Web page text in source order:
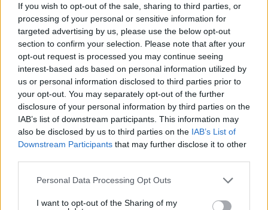
If you wish to opt-out of the sale, sharing to third parties, or
processing of your personal or sensitive information for
targeted advertising by us, please use the below opt-out
section to confirm your selection. Please note that after your
opt-out request is processed you may continue seeing
interest-based ads based on personal information utilized by
us or personal information disclosed to third parties prior to
your opt-out. You may separately opt-out of the further
disclosure of your personal information by third parties on the
IAB’s list of downstream participants. This information may
also be disclosed by us to third parties on the IAB’s List of
Downstream Participants that may further disclose it to other
Please note that this website/app uses one or more Google
not limited to your visit or usage behaviour. You may click to
Personal Data Processing Opt Outs
I want to opt-out of the Sharing of my
Και ευκαιριες εχω αποποιηθει διοτι θα εφερνσν σε
μειονεκτικη θεση αλλον.
ΑΠΑΝΤΗΣΗ
Γιάννης
Μπράβο σου
ΑΠΑΝΤΗΣΗ
Δολοφόνος μέν....με ελαφρυντικά δε....
αντί να τον στηρίξει η μάνα του ως ώφειλε....μάνα